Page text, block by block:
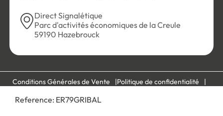
Reference: ER79GRIBAL
Direct Signalétique
Parc d'activités économiques de la Creule
59190 Hazebrouck
Conditions Générales de Vente
Politique de confidentialité
Mentions légales